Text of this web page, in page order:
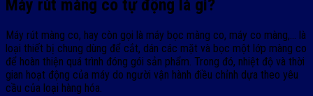
Máy rút màng co tự động là gì?
Máy rút màng co, hay còn gọi là máy bọc màng co, máy co màng,… là
loại thiết bị chung dùng để cắt, dán các mặt và bọc một lớp màng co
để hoàn thiện quá trình đóng gói sản phẩm. Trong đó, nhiệt độ và thời
gian hoạt động của máy do người vận hành điều chỉnh dựa theo yêu
cầu của loại hàng hóa.